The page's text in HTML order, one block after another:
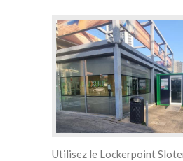
Utilisez le Lockerpoint